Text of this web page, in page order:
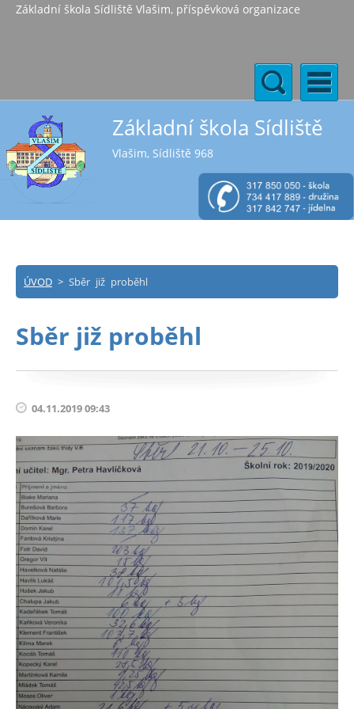
Základní škola Sídliště Vlašim, příspěvková organizace
Základní škola Sídliště
Vlašim, Sídliště 968
ÚVOD > Sběr již proběhl
Sběr již proběhl
04.11.2019 09:43